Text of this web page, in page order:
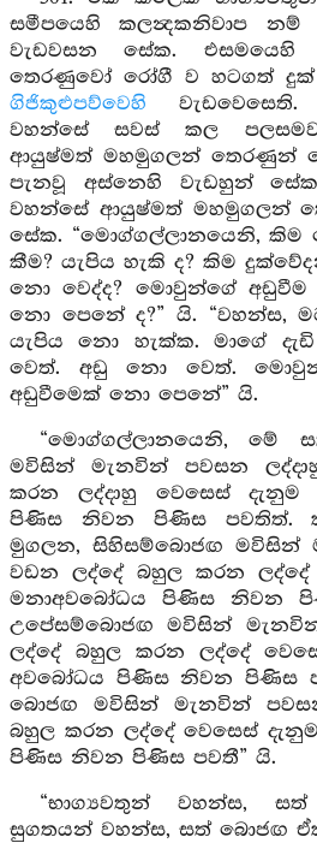
සමීපයෙහි කලන්‍දකනිවාප
වැඩවසන සේක.
තෙරණුවෝ රෝගී ව හටගත්
ගිජිකුළුපව්වෙහි
වහන්සේ සවස් කල
ආයුෂ්මත් මහමුගලන් තෙරණුන්
පැනවූ අස්නෙහි වැඩහුන්
වහන්සේ ආයුෂ්මත් මහමුගලන්
සේක. “මොග්ගල්ලානයෙනි, කිම
කීම? යැපිය හැකි ද? කිම
නො වෙද්ද? මොවුන්ගේ අඩුවීම
නො පෙනේ ද?” යි. “වහන්ස,
යැපිය නො හැක්ක. මාගේ
වෙත්. අඩු නො වෙත්.
අඩුවීමෙක් නො පෙනේ” යි.
“මොග්ගල්ලානයෙනි, මේ
මවිසින් මැනවින් පවසන
කරන ලද්දාහු වෙසෙස්
පිණිස නිවන පිණිස පවතිත්.
මුගලන, සිහිසම්බොජඟ මවිසින්
වඩන ලද්දේ බහුල කරන
මනාඅවබෝධය පිණිස නිවන
උපේසම්බොජඟ මවිසින්
ලද්දේ බහුල කරන ලද්දේ
අවබෝධය පිණිස නිවන පිණිස
බොජඟ මවිසින් මැනවින්
බහුල කරන ලද්දේ වෙසෙස්
පිණිස නිවන පිණිස පවතී” යි.
“භාග්‍යවතුන් වහන්ස,
සුගතයන් වහන්ස, සත් බොජඟ